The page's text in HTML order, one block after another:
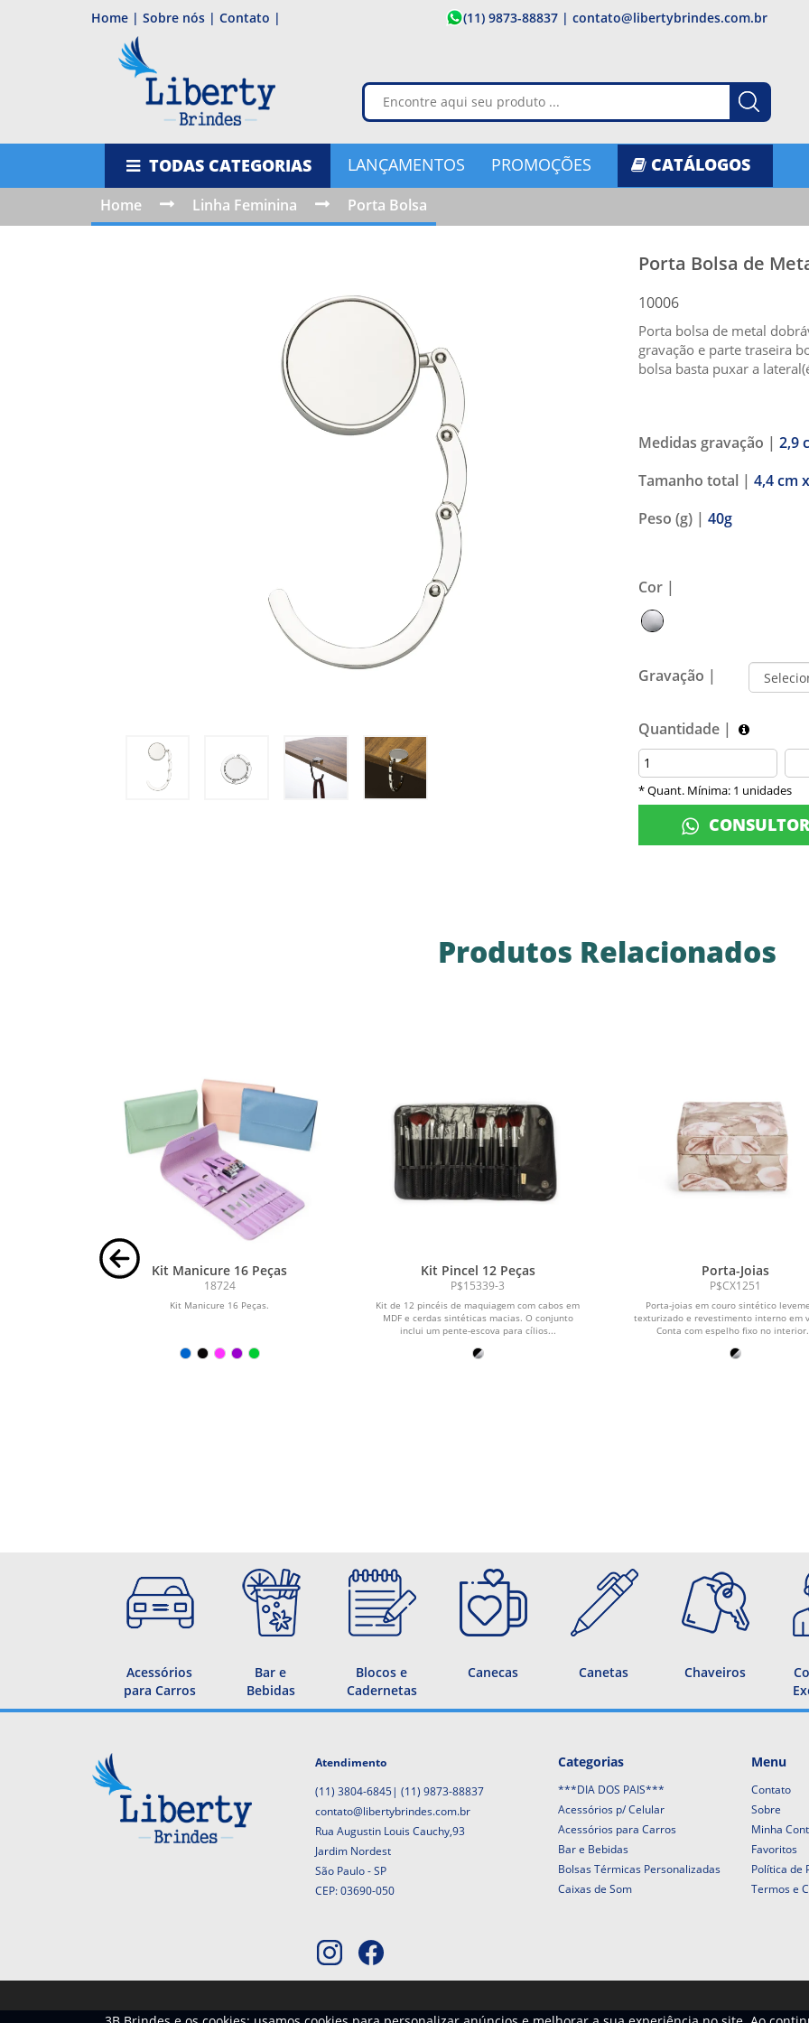
Home | Sobre nós | Contato | (11) 9873-88837 | contato@libertybrindes.com.br
TODAS CATEGORIAS LANÇAMENTOS PROMOÇÕES CATÁLOGOS
Home Linha Feminina Porta Bolsa
Porta Bolsa de
10006
Porta bolsa de metal
gravação e parte traseira
bolsa basta puxar a
Medidas gravação | 2,9
Tamanho total | 4,4 cm
Peso (g) | 40g
Cor |
Gravação |
Quantidade |
* Quant. Mínima: 1 unidades
CONSULTOR
Produtos Relacionados
Kit Manicure 16 Peças
18724
Kit Manicure 16 Peças.
Kit Pincel 12 Peças
P$15339-3
Kit de 12 pincéis de maquiagem com cabos em
MDF e cerdas sintéticas macias. O conjunto
inclui um pente-escova para cílios...
Porta-Joias
P$CX1251
Porta-joias em couro sintético
texturizado e revestimento interno em
Conta com espelho fixo no
Acessórios
para Carros
Bar e
Bebidas
Blocos e
Cadernetas
Canecas Canetas Chaveiros
Atendimento
(11) 3804-6845| (11) 9873-88837
contato@libertybrindes.com.br
Rua Augustin Louis Cauchy,93
Jardim Nordest
São Paulo - SP
CEP: 03690-050
Categorias
***DIA DOS PAIS***
Acessórios p/ Celular
Acessórios para Carros
Bar e Bebidas
Bolsas Térmicas Personalizadas
Caixas de Som
Menu
Contato
Sobre
Minha
Favoritos
Política de
Termos e